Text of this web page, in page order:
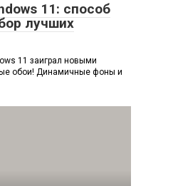
11: способ
лучших
11 заиграл новыми
обои! Динамичные фоны и